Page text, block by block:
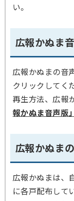
い。
広報かぬま
広報かぬまの音
クリックしてく
再生方法、広報
報かぬま音声版」
広報かぬま
広報かぬまは、
に各戸配布して